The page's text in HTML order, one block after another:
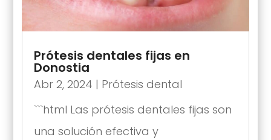
Prótesis dentales fijas en
Donostia
Abr 2, 2024 | Prótesis dental
```html Las prótesis dentales fijas son
una solución efectiva y